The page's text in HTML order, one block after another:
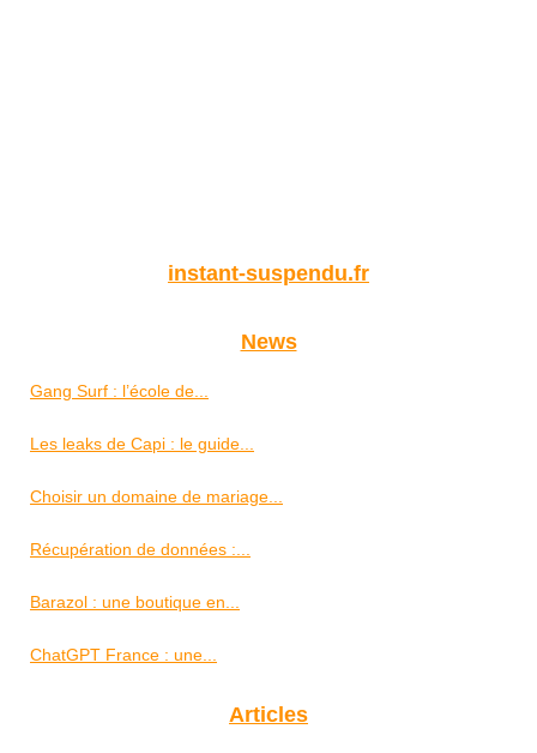
instant-suspendu.fr
News
Gang Surf : l’école de...
Les leaks de Capi : le guide...
Choisir un domaine de mariage...
Récupération de données :...
Barazol : une boutique en...
ChatGPT France : une...
Articles